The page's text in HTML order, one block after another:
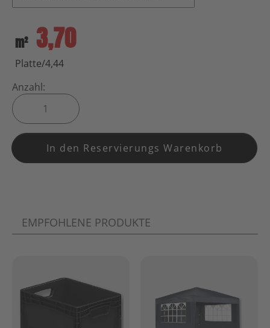
m² 3,70
Platte/4,44
Anzahl:
In den Reservierungs Warenkorb
EMPFOHLENE PRODUKTE